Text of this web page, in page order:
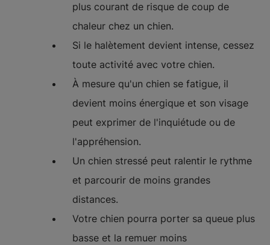
plus courant de risque de coup de
chaleur chez un chien.
Si le halètement devient intense, cessez
toute activité avec votre chien.
À mesure qu'un chien se fatigue, il
devient moins énergique et son visage
peut exprimer de l'inquiétude ou de
l'appréhension.
Un chien stressé peut ralentir le rythme
et parcourir de moins grandes
distances.
Votre chien pourra porter sa queue plus
basse et la remuer moins